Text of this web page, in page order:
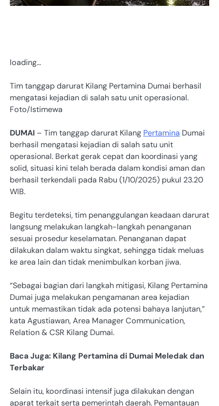
loading…
Tim tanggap darurat Kilang Pertamina Dumai berhasil
mengatasi kejadian di salah satu unit operasional.
Foto/Istimewa
DUMAI – Tim tanggap darurat Kilang Pertamina Dumai
berhasil mengatasi kejadian di salah satu unit
operasional. Berkat gerak cepat dan koordinasi yang
solid, situasi kini telah berada dalam kondisi aman dan
berhasil terkendali pada Rabu (1/10/2025) pukul 23.20
WIB.
Begitu terdeteksi, tim penanggulangan keadaan darurat
langsung melakukan langkah-langkah penanganan
sesuai prosedur keselamatan. Penanganan dapat
dilakukan dalam waktu singkat, sehingga tidak meluas
ke area lain dan tidak menimbulkan korban jiwa.
“Sebagai bagian dari langkah mitigasi, Kilang Pertamina
Dumai juga melakukan pengamanan area kejadian
untuk memastikan tidak ada potensi bahaya lanjutan,”
kata Agustiawan, Area Manager Communication,
Relation & CSR Kilang Dumai.
Baca Juga: Kilang Pertamina di Dumai Meledak dan
Terbakar
Selain itu, koordinasi intensif juga dilakukan dengan
aparat terkait serta pemerintah daerah. Pemantauan